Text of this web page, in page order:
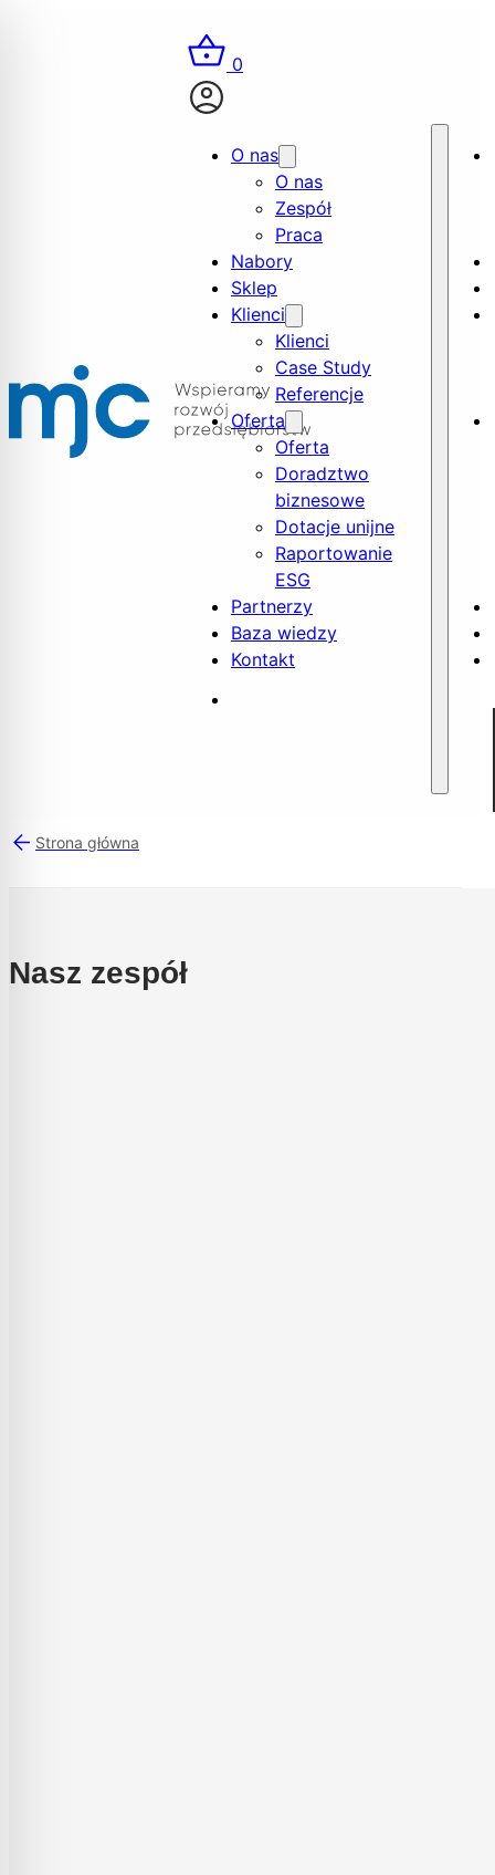
0
O nas
O nas
Zespół
Praca
Nabory
Sklep
Klienci
Klienci
Case Study
Referencje
Oferta
Oferta
Doradztwo
biznesowe
Dotacje unijne
Raportowanie
ESG
Partnerzy
Baza wiedzy
Kontakt
Strona główna
Nasz zespół